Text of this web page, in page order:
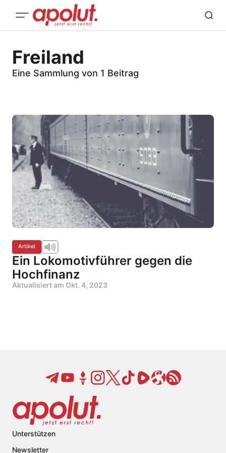
Freiland
Eine Sammlung von 1 Beitrag
Artikel
Ein Lokomotivführer gegen die
Hochfinanz
Aktualisiert am Okt. 4, 2023
Unterstützen
Newsletter